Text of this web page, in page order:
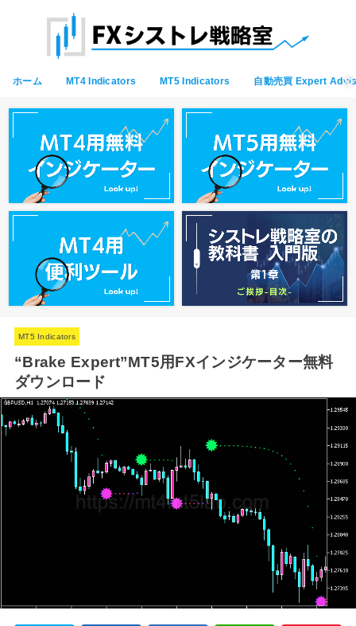
ホーム MT4 Indicators MT5 Indicators 自動売買 Expert
MT5 Indicators
“Brake Expert”MT5用FXインジケーター無料
ダウンロード